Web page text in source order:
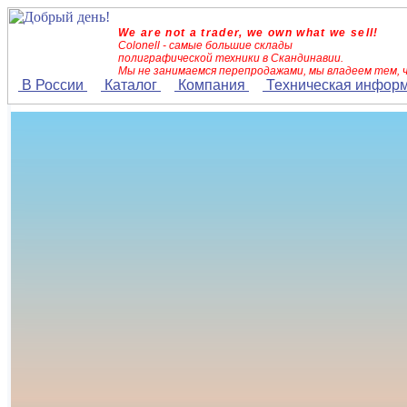
We are not a trader, we own what we sell!
Colonell - самые большие склады
полиграфической техники в Скандинавии.
Мы не занимаемся перепродажами, мы владеем тем,
В России Каталог Компания Техническая